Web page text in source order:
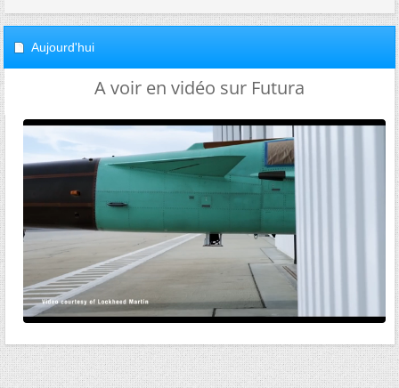
Aujourd'hui
A voir en vidéo sur Futura